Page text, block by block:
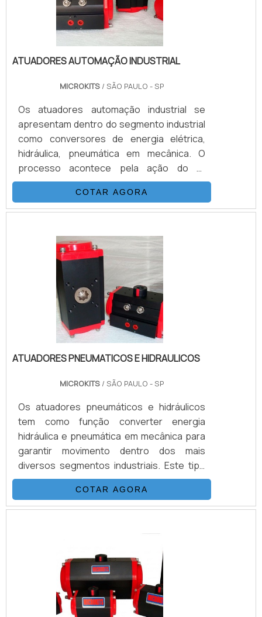
ATUADORES AUTOMAÇÃO INDUSTRIAL
MICROKITS/ SÃO PAULO - SP
Os atuadores automação industrial se
apresentam dentro do segmento industrial
como conversores de energia elétrica,
hidráulica, pneumática em mecânica. O
processo acontece pela ação do ar
comprimido de qualidade dentro do atuador,
e redirecionado de acordo com o tipo de
equipamento que melhor se encaixa dentro
que deve ser aplicada. ATUADORES
AUTOMAÇÃO INDUSTRIAL DISPONÍVEIS NO
MERCADOExistem vários modelos de
atuadores disponíveis no mercado feitos
COTAR AGORA
ATUADORES PNEUMATICOS E HIDRAULICOS
MICROKITS/ SÃO PAULO - SP
Os atuadores pneumáticos e hidráulicos
tem como função converter energia
hidráulica e pneumática em mecânica para
garantir movimento dentro dos mais
diversos segmentos industriais. Este tipo
de atuador possui duas aplicações
principais: em Cilindros (que convertem a
energia linearmente) ou rotativos
de atuação, o equipamento realiza o
processo com precisão, eficiência e força.
São procurados pelos mais diversos se.
COTAR AGORA